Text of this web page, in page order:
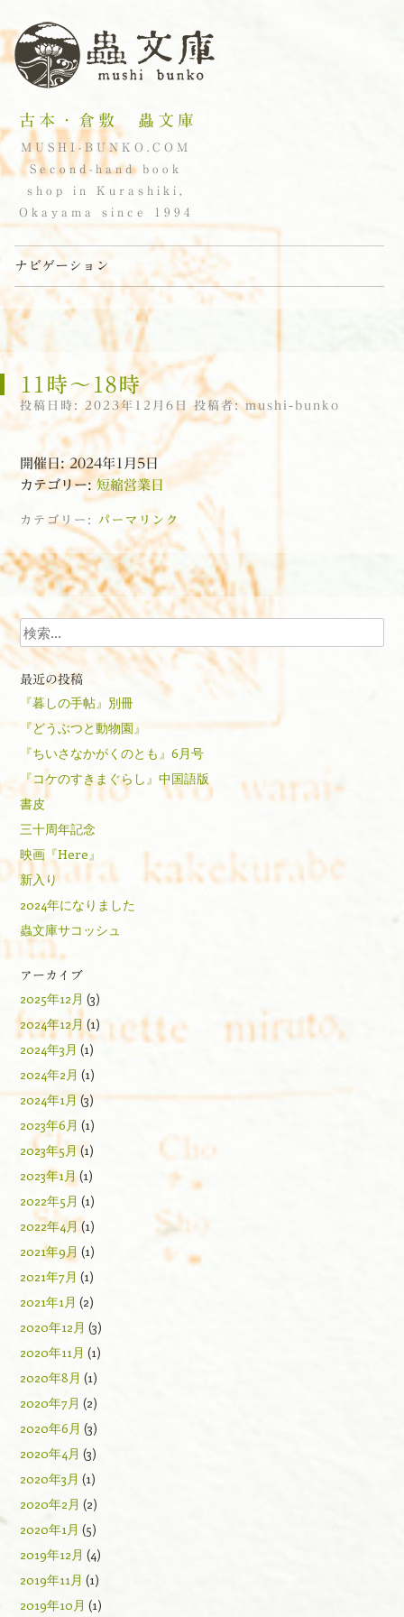
古本・倉敷 蟲文庫
MUSHI-BUNKO.COM
Second-hand book
shop in Kurashiki,
Okayama since 1994
ナビゲーション
コンテンツへスキップ
11時〜18時
投稿日時: 2023年12月6日 投稿者:mushi-bunko
開催日: 2024年1月5日
カテゴリー: 短縮営業日
カテゴリー: パーマリンク
投稿ナビゲーション
検索
最近の投稿
『暮しの手帖』別冊
『どうぶつと動物園』
『ちいさなかがくのとも』6月号
『コケのすきまぐらし』中国語版
書皮
三十周年記念
映画『Here』
新入り
2024年になりました
蟲文庫サコッシュ
アーカイブ
2025年12月 (3)
2024年12月 (1)
2024年3月 (1)
2024年2月 (1)
2024年1月 (3)
2023年6月 (1)
2023年5月 (1)
2023年1月(1)
2022年5月 (1)
2022年4月(1)
2021年9月 (1)
2021年7月 (1)
2021年1月 (2)
2020年12月 (3)
2020年11月 (1)
2020年8月 (1)
2020年7月 (2)
2020年6月 (3)
2020年4月 (3)
2020年3月 (1)
2020年2月 (2)
2020年1月 (5)
2019年12月 (4)
2019年11月 (1)
2019年10月 (1)